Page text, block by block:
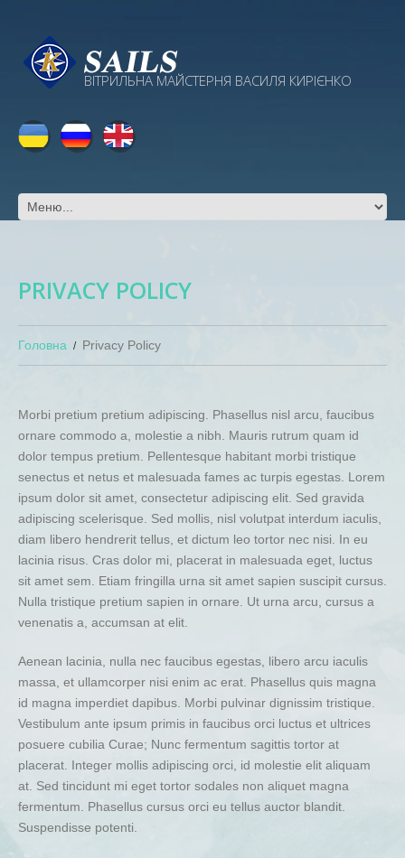
ВІТРИЛЬНА МАЙСТЕРНЯ ВАСИЛЯ КИРІЄНКО
PRIVACY POLICY
Головна Privacy Policy
Morbi pretium pretium adipiscing. Phasellus nisl arcu, faucibus
ornare commodo a, molestie a nibh. Mauris rutrum quam id
dolor tempus pretium. Pellentesque habitant morbi tristique
senectus et netus et malesuada fames ac turpis egestas. Lorem
ipsum dolor sit amet, consectetur adipiscing elit. Sed gravida
adipiscing scelerisque. Sed mollis, nisl volutpat interdum iaculis,
diam libero hendrerit tellus, et dictum leo tortor nec nisi. In eu
lacinia risus. Cras dolor mi, placerat in malesuada eget, luctus
sit amet sem. Etiam fringilla urna sit amet sapien suscipit cursus.
Nulla tristique pretium sapien in ornare. Ut urna arcu, cursus a
venenatis a, accumsan at elit.
Aenean lacinia, nulla nec faucibus egestas, libero arcu iaculis
massa, et ullamcorper nisi enim ac erat. Phasellus quis magna
id magna imperdiet dapibus. Morbi pulvinar dignissim tristique.
Vestibulum ante ipsum primis in faucibus orci luctus et ultrices
posuere cubilia Curae; Nunc fermentum sagittis tortor at
placerat. Integer mollis adipiscing orci, id molestie elit aliquam
at. Sed tincidunt mi eget tortor sodales non aliquet magna
fermentum. Phasellus cursus orci eu tellus auctor blandit.
Suspendisse potenti.